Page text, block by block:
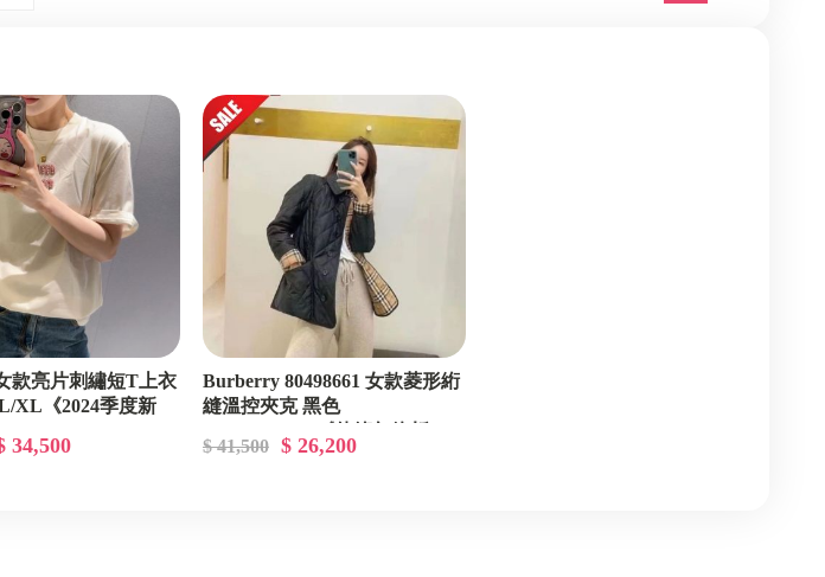
Alaia
Alexander Wang 亞力山大王
Amiri
Anay Hindmarch
Balenciaga 巴黎世家
Bally
Balmain 巴爾曼
Bottega Veneta BV 寶緹嘉
款亮片刺繡短T上衣
XL《2024季度新
34,500
Burberry 80498661 女款菱形絎
縫溫控夾克 黑色
扣》
$ 41,500 $ 26,200